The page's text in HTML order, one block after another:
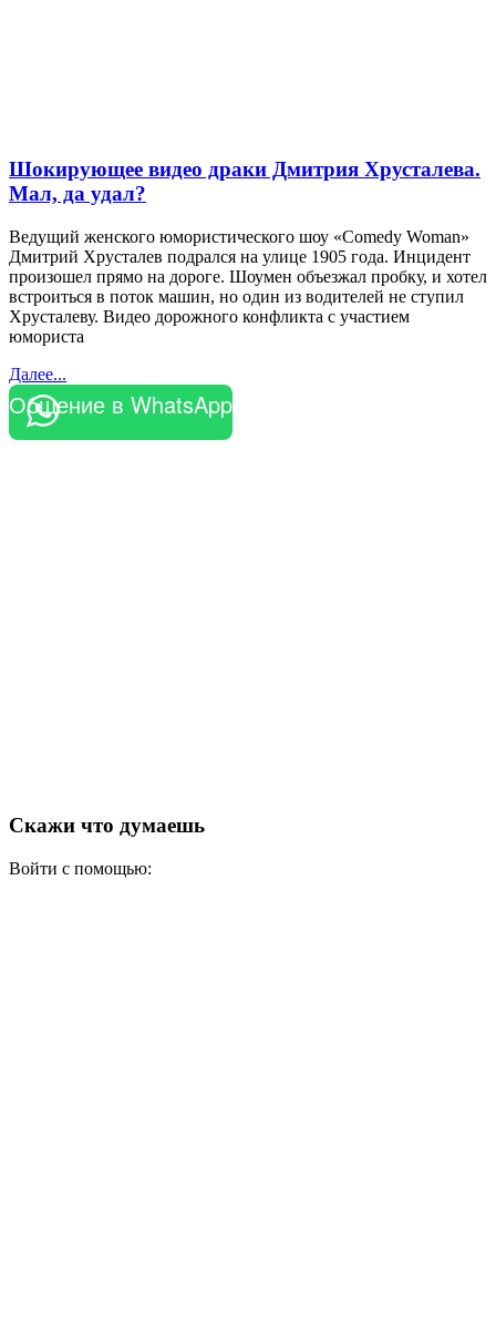
Шокирующее видео драки Дмитрия Хрусталева.
Мал, да удал?
Ведущий женского юмористического шоу «Сomedy Woman»
Дмитрий Хрусталев подрался на улице 1905 года. Инцидент
произошел прямо на дороге. Шоумен объезжал пробку, и хотел
встроиться в поток машин, но один из водителей не ступил
Хрусталеву. Видео дорожного конфликта с участием
юмориста
Далее...
Общение в WhatsApp
Скажи что думаешь
Войти с помощью: